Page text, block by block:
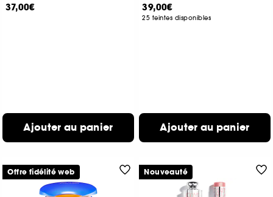
37,00€
Ajouter au panier
39,00€
25 teintes disponibles
Ajouter au panier
Offre fidélité web Nouveauté